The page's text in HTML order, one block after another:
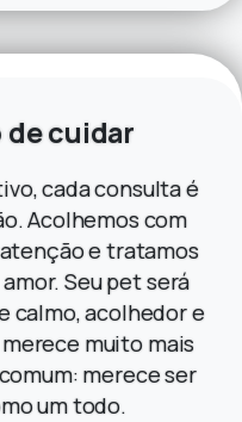
decuidar
cada consulta é
Acolhemos com
e tratamos
Seu pet será
calmo, acolhedor e
muito mais
merece ser
um todo.